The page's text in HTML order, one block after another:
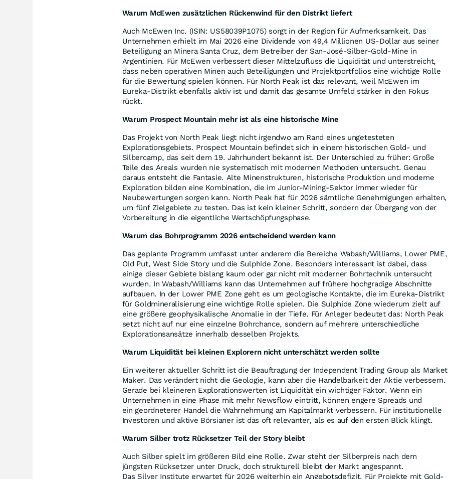
Warum McEwen zusätzlichen Rückenwind für den Distrikt liefert
Auch McEwen Inc. (ISIN: US58039P1075) sorgt in der Region für Aufmerksamkeit. Das
Unternehmen erhielt im Mai 2026 eine Dividende von 49,4 Millionen US-Dollar aus seiner
Beteiligung an Minera Santa Cruz, dem Betreiber der San-José-Silber-Gold-Mine in
Argentinien. Für McEwen verbessert dieser Mittelzufluss die Liquidität und unterstreicht,
dass neben operativen Minen auch Beteiligungen und Projektportfolios eine wichtige Rolle
für die Bewertung spielen können. Für North Peak ist das relevant, weil McEwen im
Eureka-Distrikt ebenfalls aktiv ist und damit das gesamte Umfeld stärker in den Fokus
rückt.
Warum Prospect Mountain mehr ist als eine historische Mine
Das Projekt von North Peak liegt nicht irgendwo am Rand eines ungetesteten
Explorationsgebiets. Prospect Mountain befindet sich in einem historischen Gold- und
Silbercamp, das seit dem 19. Jahrhundert bekannt ist. Der Unterschied zu früher: Große
Teile des Areals wurden nie systematisch mit modernen Methoden untersucht. Genau
daraus entsteht die Fantasie. Alte Minenstrukturen, historische Produktion und moderne
Exploration bilden eine Kombination, die im Junior-Mining-Sektor immer wieder für
Neubewertungen sorgen kann. North Peak hat für 2026 sämtliche Genehmigungen erhalten,
um fünf Zielgebiete zu testen. Das ist kein kleiner Schritt, sondern der Übergang von der
Vorbereitung in die eigentliche Wertschöpfungsphase.
Warum das Bohrprogramm 2026 entscheidend werden kann
Das geplante Programm umfasst unter anderem die Bereiche Wabash/Williams, Lower PME,
Old Put, West Side Story und die Sulphide Zone. Besonders interessant ist dabei, dass
einige dieser Gebiete bislang kaum oder gar nicht mit moderner Bohrtechnik untersucht
wurden. In Wabash/Williams kann das Unternehmen auf frühere hochgradige Abschnitte
aufbauen. In der Lower PME Zone geht es um geologische Kontakte, die im Eureka-Distrikt
für Goldmineralisierung eine wichtige Rolle spielen. Die Sulphide Zone wiederum zielt auf
eine größere geophysikalische Anomalie in der Tiefe. Für Anleger bedeutet das: North Peak
setzt nicht auf nur eine einzelne Bohrchance, sondern auf mehrere unterschiedliche
Explorationsansätze innerhalb desselben Projekts.
Warum Liquidität bei kleinen Explorern nicht unterschätzt werden sollte
Ein weiterer aktueller Schritt ist die Beauftragung der Independent Trading Group als Market
Maker. Das verändert nicht die Geologie, kann aber die Handelbarkeit der Aktie verbessern.
Gerade bei kleineren Explorationswerten ist Liquidität ein wichtiger Faktor. Wenn ein
Unternehmen in eine Phase mit mehr Newsflow eintritt, können engere Spreads und
ein geordneterer Handel die Wahrnehmung am Kapitalmarkt verbessern. Für institutionelle
Investoren und aktive Börsianer ist das oft relevanter, als es auf den ersten Blick klingt.
Warum Silber trotz Rücksetzer Teil der Story bleibt
Auch Silber spielt im größeren Bild eine Rolle. Zwar steht der Silberpreis nach dem
jüngsten Rücksetzer unter Druck, doch strukturell bleibt der Markt angespannt.
Das Silver Institute erwartet für 2026 weiterhin ein Angebotsdefizit. Für Projekte mit Gold-